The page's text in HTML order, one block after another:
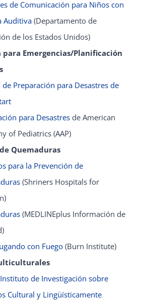
de Comunicación para Niños con
Auditiva (Departamento de
de los Estados Unidos)
para Emergencias/Planificación
de Preparación para Desastres de
para Desastres de American
of Pediatrics (AAP)
Quemaduras
para la Prevención de
(Shriners Hospitals for
(MEDLINEplus Información de
con Fuego (Burn Institute)
Instituto de Investigación sobre
Cultural y Lingüísticamente